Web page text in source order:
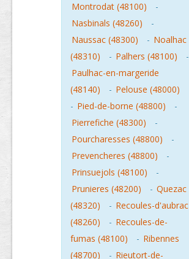
Montrodat (48100)
-
Nasbinals (48260)
-
Naussac (48300)
- Noalhac
(48310)
- Palhers (48100)
-
Paulhac-en-margeride
(48140)
- Pelouse (48000)
- Pied-de-borne (48800)
-
Pierrefiche (48300)
-
Pourcharesses (48800)
-
Prevencheres (48800)
-
Prinsuejols (48100)
-
Prunieres (48200)
- Quezac
(48320)
- Recoules-d'aubrac
(48260)
- Recoules-de-
fumas (48100)
- Ribennes
(48700)
- Rieutort-de-